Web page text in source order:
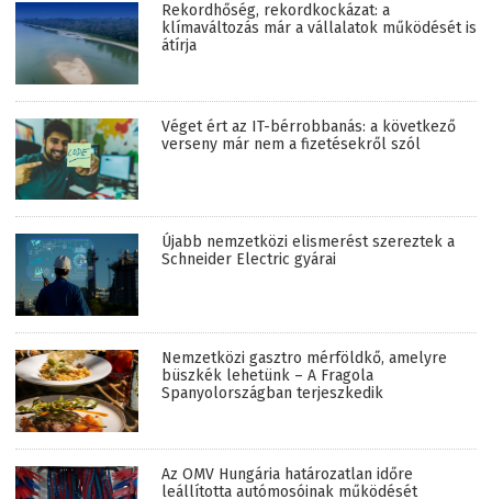
Rekordhőség, rekordkockázat: a
klímaváltozás már a vállalatok működését is
átírja
Véget ért az IT-bérrobbanás: a következő
verseny már nem a fizetésekről szól
Újabb nemzetközi elismerést szereztek a
Schneider Electric gyárai
Nemzetközi gasztro mérföldkő, amelyre
büszkék lehetünk – A Fragola
Spanyolországban terjeszkedik
Az OMV Hungária határozatlan időre
leállította autómosóinak működését